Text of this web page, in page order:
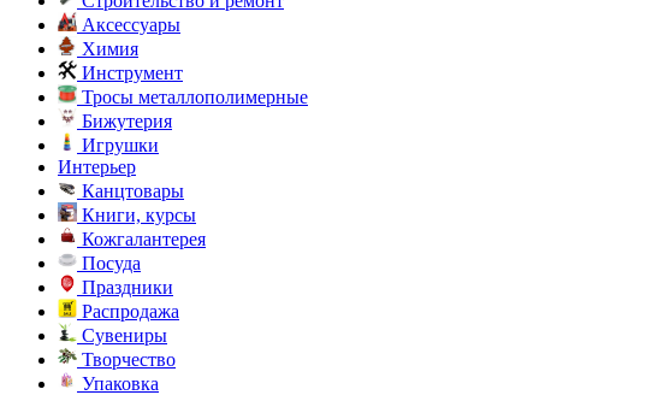
Аксессуары
Химия
Инструмент
Тросы металлополимерные
Бижутерия
Игрушки
Интерьер
Канцтовары
Книги, курсы
Кожгалантерея
Посуда
Праздники
Распродажа
Сувениры
Творчество
Упаковка